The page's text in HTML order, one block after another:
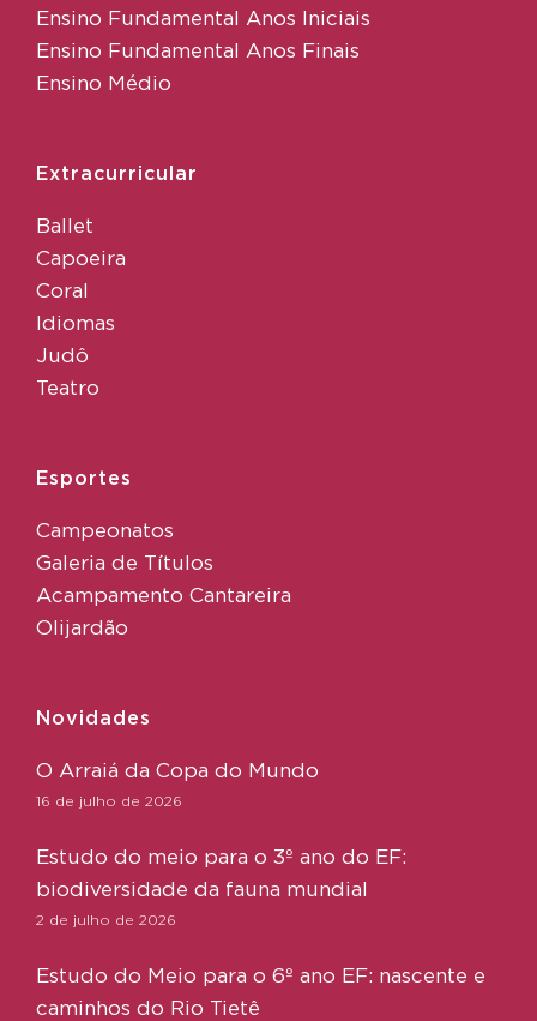
Ensino Fundamental Anos Iniciais
Ensino Fundamental Anos Finais
Ensino Médio
Extracurricular
Ballet
Capoeira
Coral
Idiomas
Judô
Teatro
Esportes
Campeonatos
Galeria de Títulos
Acampamento Cantareira
Olijardão
Novidades
O Arraiá da Copa do Mundo
16 de julho de 2026
Estudo do meio para o 3º ano do EF:
biodiversidade da fauna mundial
2 de julho de 2026
Estudo do Meio para o 6º ano EF: nascente e
caminhos do Rio Tietê